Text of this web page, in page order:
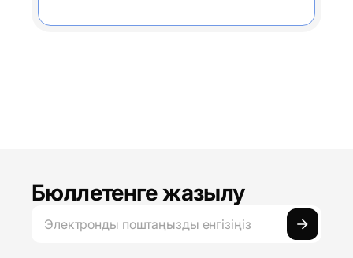
Бюллетенге жазылу